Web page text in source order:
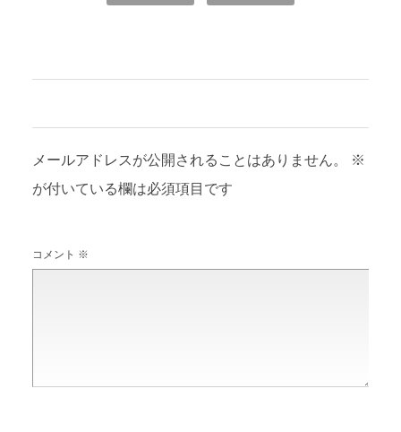
メールアドレスが公開されることはありません。
※
が付いている欄は必須項目です
コメント ※